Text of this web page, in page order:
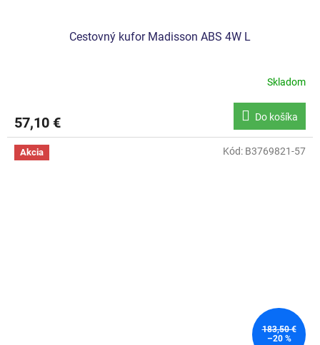
Cestovný kufor Madisson ABS 4W L
Skladom
57,10 € Do košíka
Akcia
183,50 €
–20 %
Kód: B3769821-57